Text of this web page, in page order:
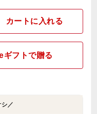
カートに入れる
ギフトで贈る
／